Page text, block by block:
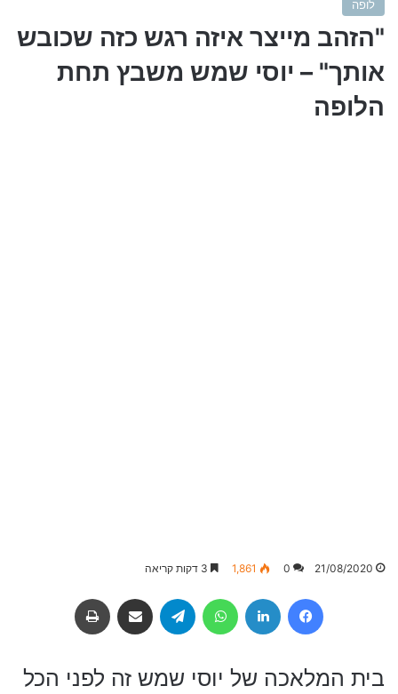
לופה
"הזהב מייצר איזה רגש כזה שכובש
אותך" – יוסי שמש משבץ תחת
הלופה
21/08/2020
0
1,861
Facebook
LinkedIn
WhatsApp
Telegram שיתוף באמצעות מייל
בית המלאכה של יוסי שמש זה לפני הכל